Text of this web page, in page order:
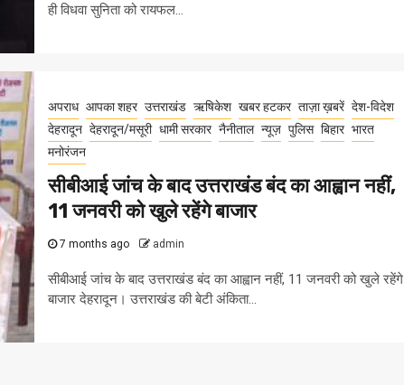
ही विधवा सुनिता को रायफल...
अपराध आपका शहर उत्तराखंड ऋषिकेश खबर हटकर ताज़ा ख़बरें देश-विदेश
देहरादून देहरादून/मसूरी धामी सरकार नैनीताल न्यूज़ पुलिस बिहार भारत
मनोरंजन
सीबीआई जांच के बाद उत्तराखंड बंद का आह्वान नहीं,
11 जनवरी को खुले रहेंगे बाजार
7 months ago admin
सीबीआई जांच के बाद उत्तराखंड बंद का आह्वान नहीं, 11 जनवरी को खुले रहेंगे
बाजार देहरादून। उत्तराखंड की बेटी अंकिता...